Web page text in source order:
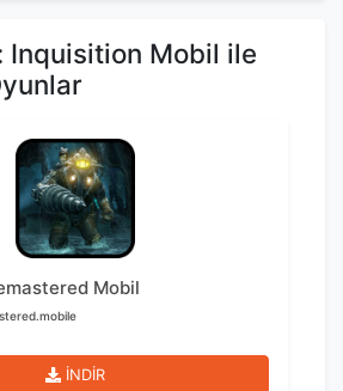
Inquisition Mobil ile
Mobil
İNDİR